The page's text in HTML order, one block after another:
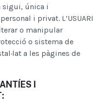
sigui, única i
i privat. L’USUARI
o manipular
o sistema de
a les pàgines de
I